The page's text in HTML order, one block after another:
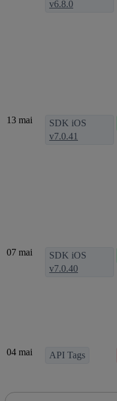
v6.8.0
13 mai
SDK iOS
v7.0.41
07 mai
SDK iOS
v7.0.40
04 mai
API Tags